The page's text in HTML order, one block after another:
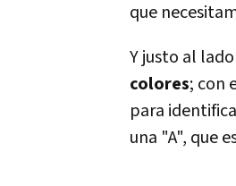
que
Y justo al
colores; con
para
una "A", que